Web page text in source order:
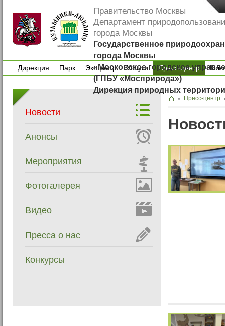
Правительство Москвы
Департамент
города Москвы
Государственное
города Москвы
«Московское городское
(ГПБУ «Мосприрода»)
Дирекция природных
Дирекция
Парк
Экоцентр
Экоцентр
Услуги
Услуги
Пресс-центр
Новости
Анонсы
Мероприятия
Фотогалерея
Видео
Пресса о нас
Конкурсы
Пресс-центр